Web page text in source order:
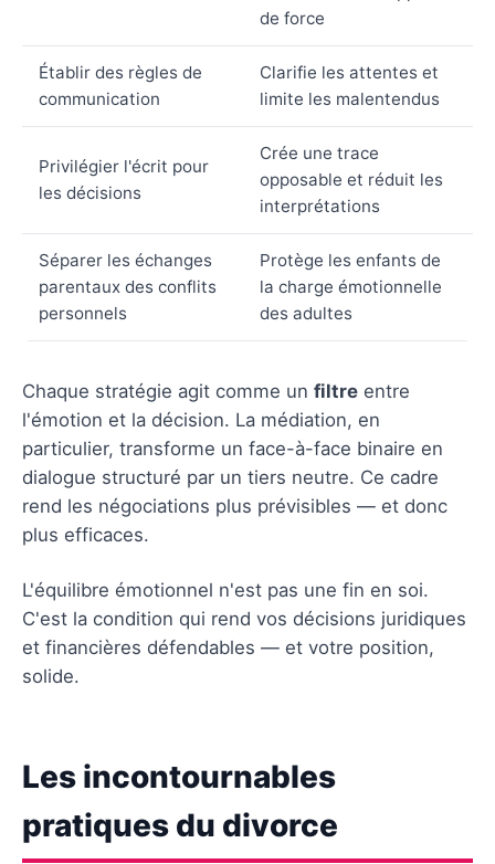
de force
Établir des règles de
communication
Clarifie les attentes et
limite les malentendus
Privilégier l'écrit pour
les décisions
Crée une trace
opposable et réduit les
interprétations
Séparer les échanges
parentaux des conflits
personnels
Protège les enfants de
la charge émotionnelle
des adultes
Chaque stratégie agit comme un filtre entre
l'émotion et la décision. La médiation, en
particulier, transforme un face-à-face binaire en
dialogue structuré par un tiers neutre. Ce cadre
rend les négociations plus prévisibles — et donc
plus efficaces.
L'équilibre émotionnel n'est pas une fin en soi.
C'est la condition qui rend vos décisions juridiques
et financières défendables — et votre position,
solide.
Les incontournables
pratiques du divorce